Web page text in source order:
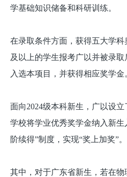
学基础知识储备和科研训练。
在录取条件方面，获得五大学
及以上的学生报考广以并被录
入选本项目，并获得相应奖学金
面向2024级本科新生，广以设立
学校将学业优秀奖学金纳入新
阶续得”制度，实现“奖上加奖”。
其中，对于广东省新生，若在物